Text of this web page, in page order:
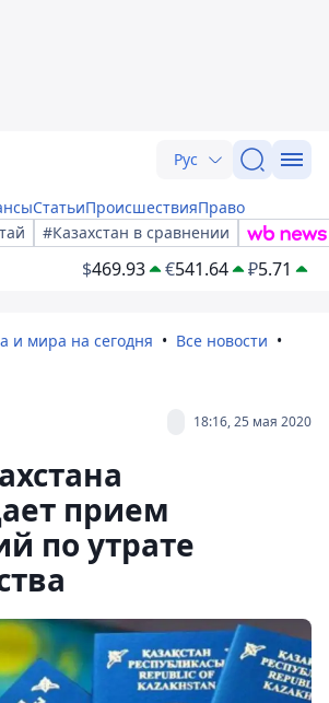
Рус
СтатьиПроисшествияПраво
#Казахстан в сравнении
$469.93 €541.64 ₽5.71
и мира на сегодня
Все новости
18:16, 25 мая 2020
прием
по утрате